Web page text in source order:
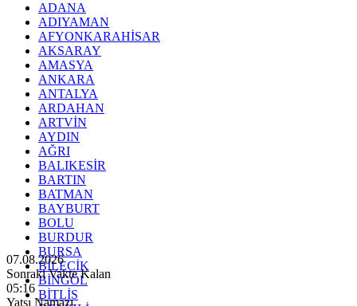
ADANA
ADIYAMAN
AFYONKARAHİSAR
AKSARAY
AMASYA
ANKARA
ANTALYA
ARDAHAN
ARTVİN
AYDIN
AĞRI
BALIKESİR
BARTIN
BATMAN
BAYBURT
BOLU
BURDUR
BURSA
BİLECİK
BİNGÖL
BİTLİS
07.08.2026
Sonraki Vakte Kalan
05:14
Yatsı Namazı